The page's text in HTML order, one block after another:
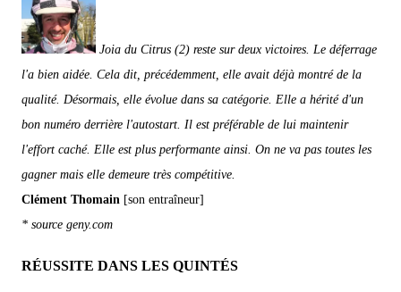
Joia du Citrus (2) reste sur deux victoires. Le déferrage
l'a bien aidée. Cela dit, précédemment, elle avait déjà montré de la
qualité. Désormais, elle évolue dans sa catégorie. Elle a hérité d'un
bon numéro derrière l'autostart. Il est préférable de lui maintenir
l'effort caché. Elle est plus performante ainsi. On ne va pas toutes les
gagner mais elle demeure très compétitive.
Clément Thomain [son entraîneur]
* source geny.com
RÉUSSITE DANS LES QUINTÉS